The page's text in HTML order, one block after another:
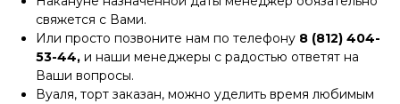
свяжется с Вами.
Или просто позвоните нам по телефону 8 (812) 404-
53-44, и наши менеджеры с радостью ответят на
Ваши вопросы.
Вуаля, торт заказан, можно уделить время любимым